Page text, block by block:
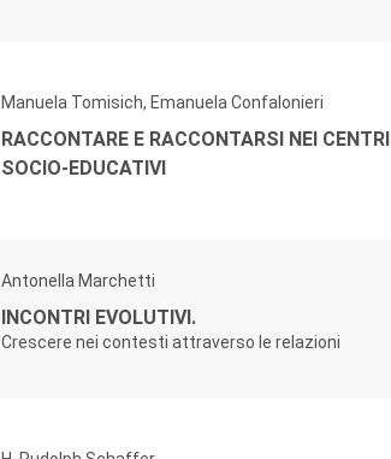
Manuela Tomisich, Emanuela Confalonieri
RACCONTARE E RACCONTARSI NEI CENTRI
SOCIO-EDUCATIVI
Antonella Marchetti
INCONTRI EVOLUTIVI.
Crescere nei contesti attraverso le relazioni